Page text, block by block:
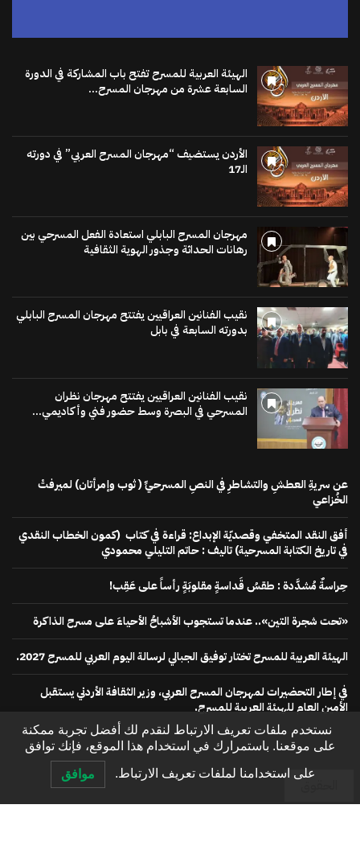
الهيئة العربية للمسرح تفتح باب المشاركة في الدورة
السابعة عشرة من مهرجان المسرح...
الأردن يستضيف “مهرجان المسرح العربي” في دورته
الـ17
مهرجان المسرح البابلي استعادة الفعل المسرحي بين
رهانات الحداثة وجذور الهوية الثقافية
نقيب الفنانين العراقيين يفتتح مهرجان المسرح البابلي
بدورته السابعة في بابل
نقيب الفنانين العراقيين يفتتح مهرجان نظران
المسرحي في البصرة وسط حضور فني وأكاديمي...
عن سريةِ العطشِ والتشاطرِ في النصِ المسرحيِّ ( ثوب وإمرأتان) لميرفتْ
الخُزاعي
أفق النقد المتخفي وقصديّة الإبداع: قراءة في كتاب (كمون الخطاب النقدي
في تاريخ الكتابة المسرحية) تاليف : حاتم التليلي محمودي
حِراسةٌ مُشدَّدة : طقسُ قَداسةٍ مقلوبَةٍ رأساً على عَقِب!
«تحت شجرة التين».. عندما تستجوب الأشباحُ الأحياءَ على مسرح الذاكرة
الهيئة العربية للمسرح تختار توفيق الجبالي لرسالة اليوم العربي للمسرح 2027.
في إطار التحضيرات لمهرجان المسرح العربي، وزير الثقافة الأردني يستقبل
الأمين العام للهيئة العربية للمسرح.
الحقوق
نستخدم ملفات تعريف الارتباط لنقدم لك أفضل تجربة ممكنة
على موقعنا. باستمرارك في استخدام هذا الموقع، فإنك توافق
على استخدامنا لملفات تعريف الارتباط. موافق